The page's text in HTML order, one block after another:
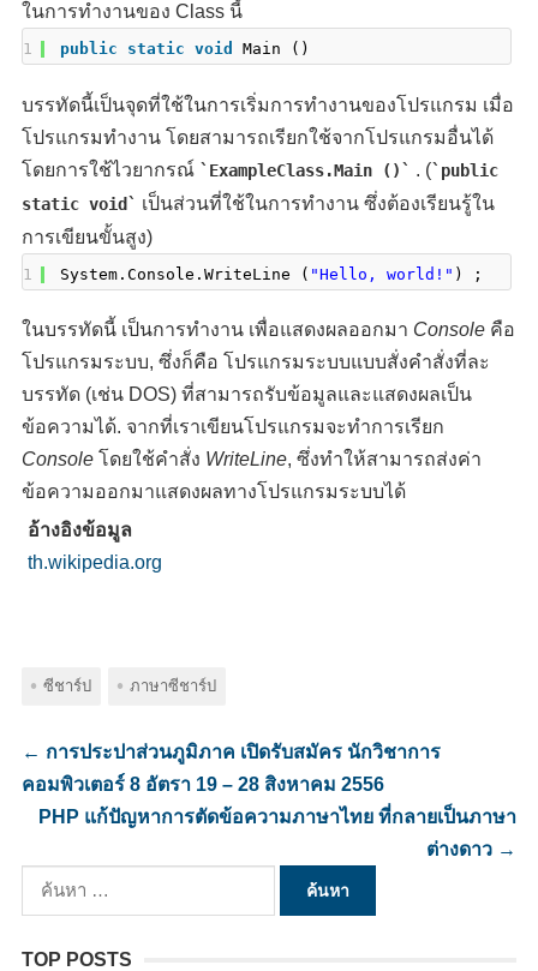
ในการทำงานของ Class นี้
1 public static void Main ()
บรรทัดนี้เป็นจุดที่ใช้ในการเริ่มการทำงานของโปรแกรม เมื่อ
โปรแกรมทำงาน โดยสามารถเรียกใช้จากโปรแกรมอื่นได้
โดยการใช้ไวยากรณ์
ExampleClass.Main () . ( public
static void
เป็นส่วนที่ใช้ในการทำงาน ซึ่งต้องเรียนรู้ใน
การเขียนขั้นสูง)
1 System.Console.WriteLine ( "Hello, world!" ) ;
ในบรรทัดนี้ เป็นการทำงาน เพื่อแสดงผลออกมา Consoleคือ
โปรแกรมระบบ, ซึ่งก็คือ โปรแกรมระบบแบบสั่งคำสั่งที่ละ
บรรทัด (เช่น DOS) ที่สามารถรับข้อมูลและแสดงผลเป็น
ข้อความได้. จากที่เราเขียนโปรแกรมจะทำการเรียก
Consoleโดยใช้คำสั่ง WriteLine, ซึ่งทำให้สามารถส่งค่า
ข้อความออกมาแสดงผลทางโปรแกรมระบบได้
อ้างอิงข้อมูล
th.wikipedia.org
ซีชาร์ป ภาษาซีชาร์ป
← การประปาส่วนภูมิภาค เปิดรับสมัคร นักวิชาการ
คอมพิวเตอร์ 8 อัตรา 19 – 28 สิงหาคม 2556
PHP แก้ปัญหาการตัดข้อความภาษาไทย ที่กลายเป็นภาษา
ต่างดาว →
ค้นหา
สำหรับ:
TOP POSTS